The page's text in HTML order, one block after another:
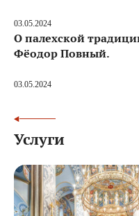
03.05.2024
О палехской
Фёодор Повный.
03.05.2024
Услуги